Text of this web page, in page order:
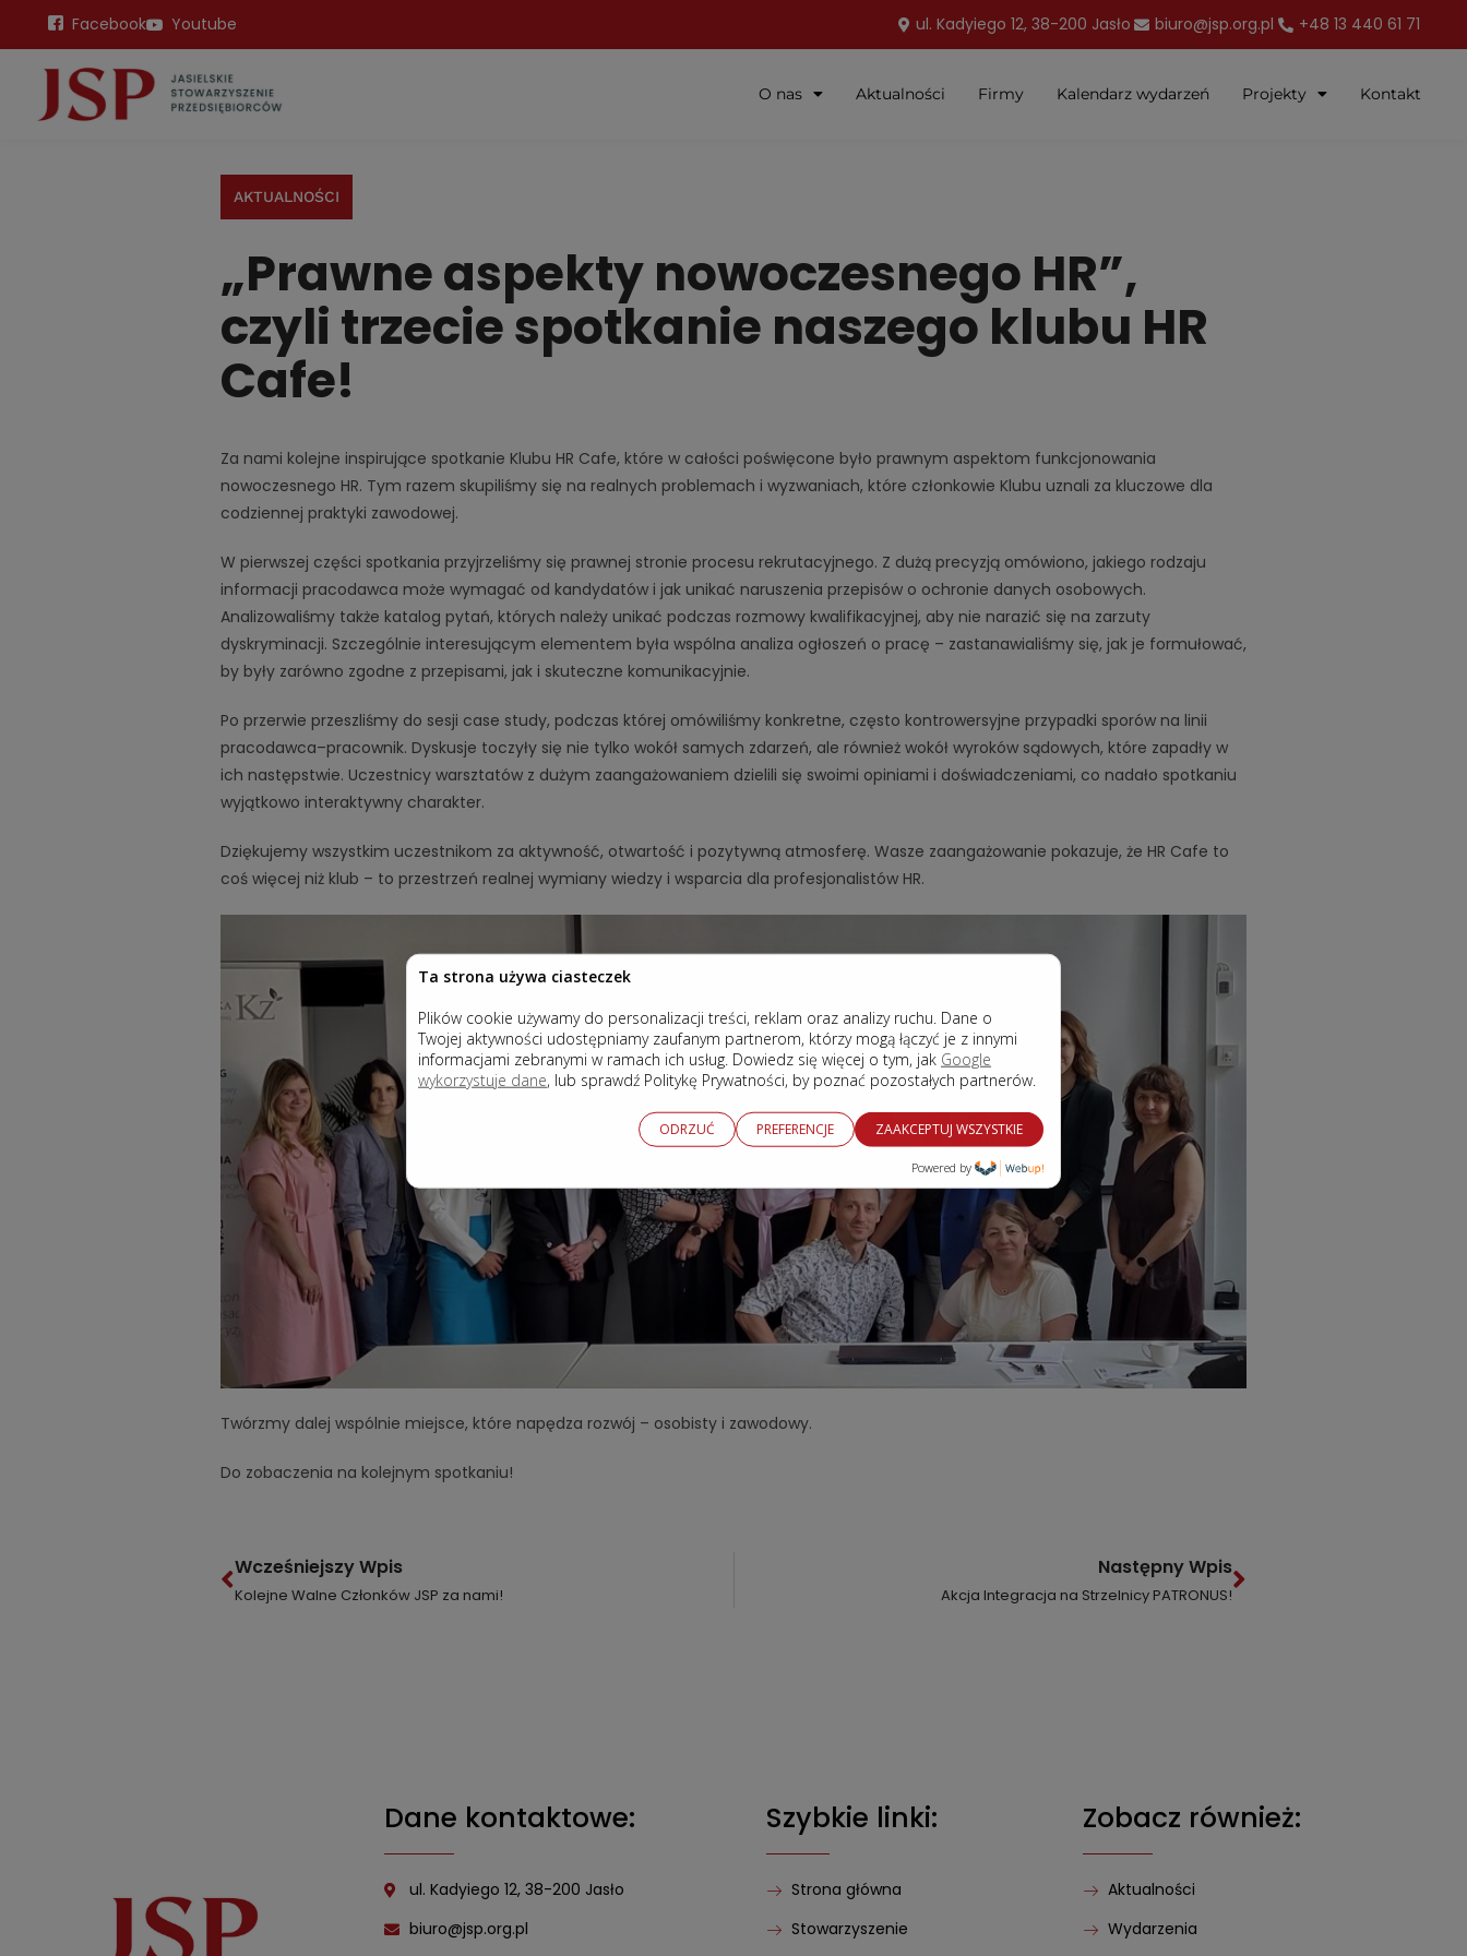
Ta strona używa ciasteczek
Plików cookie używamy do personalizacji treści, reklam oraz analizy ruchu. Dane o
Twojej aktywności udostępniamy zaufanym partnerom, którzy mogą łączyć je z innymi
informacjami zebranymi w ramach ich usług. Dowiedz się więcej o tym, jak Google
wykorzystuje dane, lub sprawdź Politykę Prywatności, by poznać pozostałych partnerów.
ODRZUĆ PREFERENCJE ZAAKCEPTUJ WSZYSTKIE
Powered by
Facebook Youtube ul. Kadyiego 12, 38-200 Jasło biuro@jsp.org.pl +48 13 440 61 71
O nas Aktualności Firmy Kalendarz wydarzeń Projekty Kontakt
AKTUALNOŚCI
„Prawne aspekty nowoczesnego HR”,
czyli trzecie spotkanie naszego klubu HR
Cafe!
Za nami kolejne inspirujące spotkanie Klubu HR Cafe, które w całości poświęcone było prawnym aspektom funkcjonowania
nowoczesnego HR. Tym razem skupiliśmy się na realnych problemach i wyzwaniach, które członkowie Klubu uznali za kluczowe dla
codziennej praktyki zawodowej.
W pierwszej części spotkania przyjrzeliśmy się prawnej stronie procesu rekrutacyjnego. Z dużą precyzją omówiono, jakiego rodzaju
informacji pracodawca może wymagać od kandydatów i jak unikać naruszenia przepisów o ochronie danych osobowych.
Analizowaliśmy także katalog pytań, których należy unikać podczas rozmowy kwalifikacyjnej, aby nie narazić się na zarzuty
dyskryminacji. Szczególnie interesującym elementem była wspólna analiza ogłoszeń o pracę – zastanawialiśmy się, jak je formułować,
by były zarówno zgodne z przepisami, jak i skuteczne komunikacyjnie.
Po przerwie przeszliśmy do sesji case study, podczas której omówiliśmy konkretne, często kontrowersyjne przypadki sporów na linii
pracodawca–pracownik. Dyskusje toczyły się nie tylko wokół samych zdarzeń, ale również wokół wyroków sądowych, które zapadły w
ich następstwie. Uczestnicy warsztatów z dużym zaangażowaniem dzielili się swoimi opiniami i doświadczeniami, co nadało spotkaniu
wyjątkowo interaktywny charakter.
Dziękujemy wszystkim uczestnikom za aktywność, otwartość i pozytywną atmosferę. Wasze zaangażowanie pokazuje, że HR Cafe to
coś więcej niż klub – to przestrzeń realnej wymiany wiedzy i wsparcia dla profesjonalistów HR.
Twórzmy dalej wspólnie miejsce, które napędza rozwój – osobisty i zawodowy.
Do zobaczenia na kolejnym spotkaniu!
Wcześniejszy Wpis
Kolejne Walne Członków JSP za nami!
Następny Wpis
Akcja Integracja na Strzelnicy PATRONUS!
Dane kontaktowe:
ul. Kadyiego 12, 38-200 Jasło
biuro@jsp.org.pl
Szybkie linki:
Strona główna
Stowarzyszenie
Zobacz również:
Aktualności
Wydarzenia